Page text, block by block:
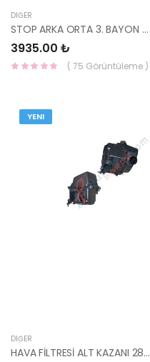
DIĞER
STOP ARKA ORTA 3. BAYON 92409-Q0510 MOBİS-S
3935.00 ₺
( 75 Görüntüleme )
YENI
DIĞER
HAVA FİLTRESİ ALT KAZANI 28112-Q0300 MOBİSS